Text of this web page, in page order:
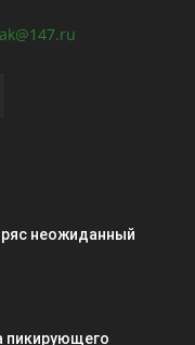
неожиданный
пикирующего